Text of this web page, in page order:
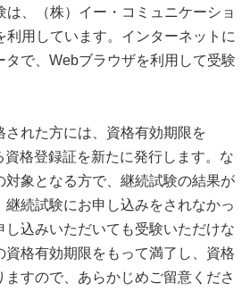
は、（株）イー・コミュニケーショ
利用しています。インターネットに
タで、Webブラウザを利用して受験
された方には、資格有効期限を
格登録証を新たに発行します。な
対象となる方で、継続試験の結果が
続試験にお申し込みをされなかっ
し込みいただいても受験いただけな
資格有効期限をもって満了し、資格
ますので、あらかじめご留意くださ